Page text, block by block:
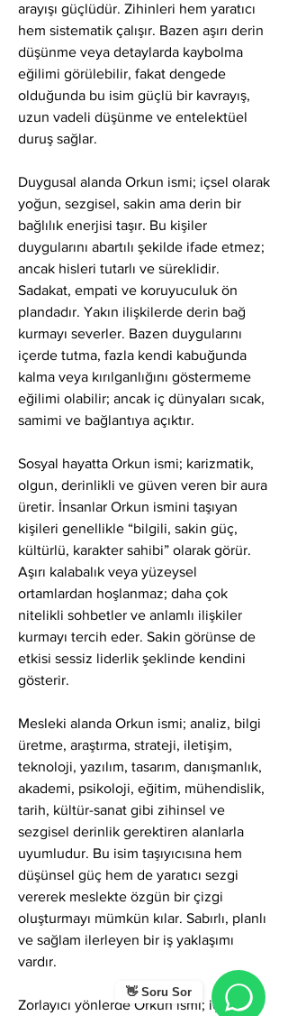
👋 Soru Sor
arayışı güçlüdür. Zihinleri hem yaratıcı
hem sistematik çalışır. Bazen aşırı derin
düşünme veya detaylarda kaybolma
eğilimi görülebilir, fakat dengede
olduğunda bu isim güçlü bir kavrayış,
uzun vadeli düşünme ve entelektüel
duruş sağlar.
Duygusal alanda Orkun ismi; içsel olarak
yoğun, sezgisel, sakin ama derin bir
bağlılık enerjisi taşır. Bu kişiler
duygularını abartılı şekilde ifade etmez;
ancak hisleri tutarlı ve süreklidir.
Sadakat, empati ve koruyuculuk ön
plandadır. Yakın ilişkilerde derin bağ
kurmayı severler. Bazen duygularını
içerde tutma, fazla kendi kabuğunda
kalma veya kırılganlığını göstermeme
eğilimi olabilir; ancak iç dünyaları sıcak,
samimi ve bağlantıya açıktır.
Sosyal hayatta Orkun ismi; karizmatik,
olgun, derinlikli ve güven veren bir aura
üretir. İnsanlar Orkun ismini taşıyan
kişileri genellikle “bilgili, sakin güç,
kültürlü, karakter sahibi” olarak görür.
Aşırı kalabalık veya yüzeysel
ortamlardan hoşlanmaz; daha çok
nitelikli sohbetler ve anlamlı ilişkiler
kurmayı tercih eder. Sakin görünse de
etkisi sessiz liderlik şeklinde kendini
gösterir.
Mesleki alanda Orkun ismi; analiz, bilgi
üretme, araştırma, strateji, iletişim,
teknoloji, yazılım, tasarım, danışmanlık,
akademi, psikoloji, eğitim, mühendislik,
tarih, kültür-sanat gibi zihinsel ve
sezgisel derinlik gerektiren alanlarla
uyumludur. Bu isim taşıyıcısına hem
düşünsel güç hem de yaratıcı sezgi
vererek meslekte özgün bir çizgi
oluşturmayı mümkün kılar. Sabırlı, planlı
ve sağlam ilerleyen bir iş yaklaşımı
vardır.
Zorlayıcı yönlerde Orkun ismi; içe